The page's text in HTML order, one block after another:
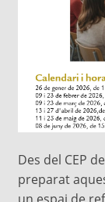
Des del CEP
preparat